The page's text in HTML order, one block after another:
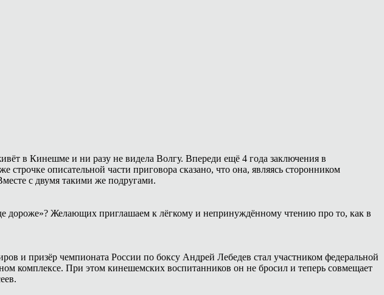
в Кинешме и ни разу не видела Волгу. Впереди ещё 4 года заключения в
описательной части приговора сказано, что она, являясь сторонником
с двумя такими же подругами.
дороже»? Желающих приглашаем к лёгкому и непринуждённому чтению про то, как в
и призёр чемпионата России по боксу Андрей Лебедев стал участником федеральной
комплексе. При этом кинешемских воспитанников он не бросил и теперь совмещает